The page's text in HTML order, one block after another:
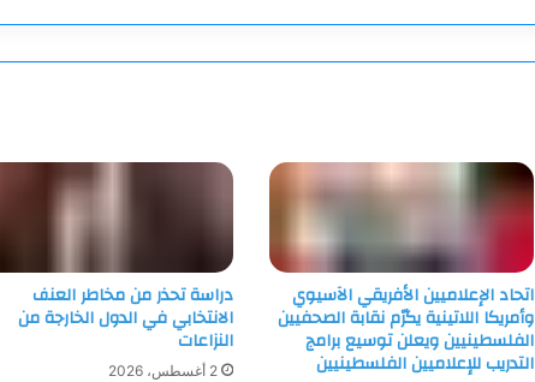
اتحاد الإعلاميين الأفريقي الآسيوي
وأمريكا اللاتينية يكرّم نقابة الصحفيين
الفلسطينيين ويعلن توسيع برامج
التدريب للإعلاميين الفلسطينيين
دراسة تحذر من مخاطر العنف
الانتخابي في الدول الخارجة من
النزاعات
2 أغسطس، 2026